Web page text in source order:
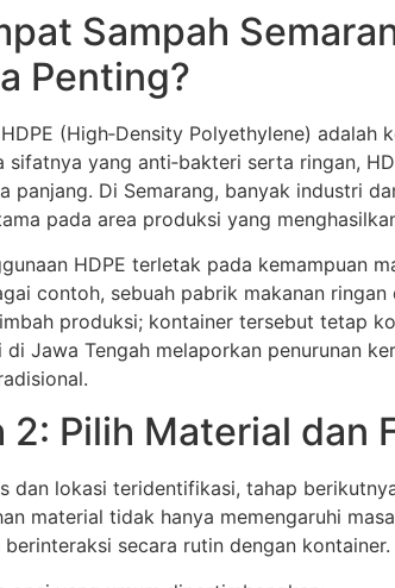
Sampah
Penting?
(High‑Density Polyethylene)
sifatnya yang anti‑bakteri serta ringan,
panjang. Di Semarang, banyak industri
pada area produksi yang
HDPE terletak pada kemampuan
contoh, sebuah pabrik makanan
produksi; kontainer tersebut tetap
di Jawa Tengah melaporkan penurunan
2: Pilih Material dan
dan lokasi teridentifikasi, tahap
material tidak hanya memengaruhi
secara rutin dengan kontainer.